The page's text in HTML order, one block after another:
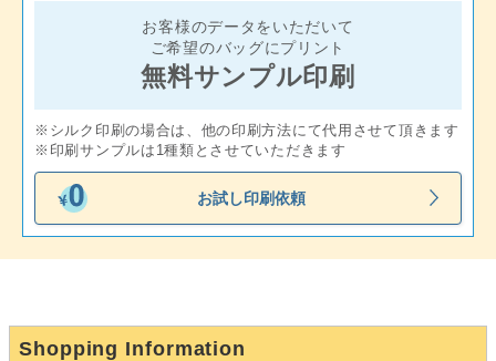
お客様のデータをいただいて
ご希望のバッグにプリント
無料サンプル印刷
※シルク印刷の場合は、他の印刷方法にて代用させて頂きます
※印刷サンプルは1種類とさせていただきます
お試し印刷依頼
Shopping Information